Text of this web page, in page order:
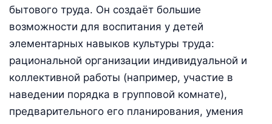
бытового труда. Он создаёт большие
возможности для воспитания у детей
элементарных навыков культуры труда:
рациональной организации индивидуальной и
коллективной работы (например, участие в
наведении порядка в групповой комнате),
предварительного его планирования, умения